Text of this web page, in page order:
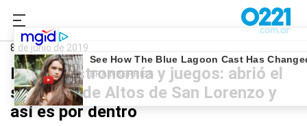
0221.com.ar
8 de junio de 2019
Ropa, gastronomía y juegos: abrió el
shopping de Altos de San Lorenzo y
así es por dentro